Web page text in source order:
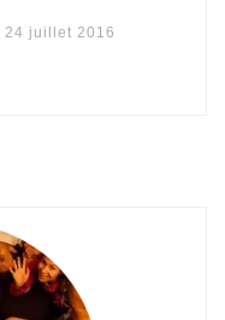
24 juillet 2016